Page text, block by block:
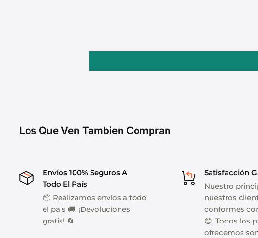
Los Que Ven Tambien Compran
Envíos 100% Seguros A
Todo El País
📦 Realizamos envíos a todo
el país 🚚. ¡Devoluciones
gratis! 🔄
Satisfacción
Nuestro
nuestros
conformes
😊. Todos los
ofrecemos